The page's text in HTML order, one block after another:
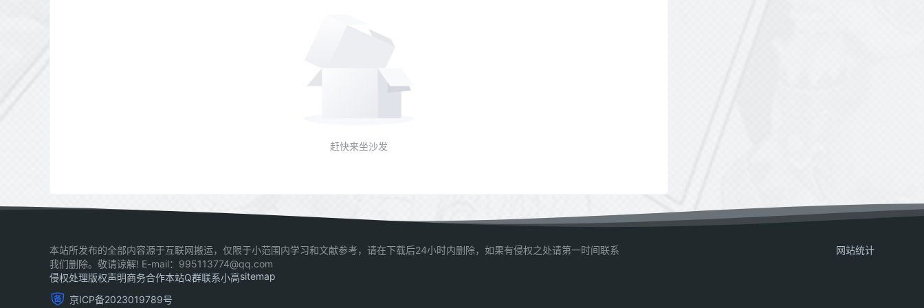
赶快来坐沙发
本站所发布的全部内容源于互联网搬运，仅限于小范围内学习和文献参考，请在下载后24小时内删除，如果有侵权之处请第一时间联系
我们删除。敬请谅解! E-mail：995113774@qq.com
侵权处理版权声明商务合作本站Q群联系小高sitemap
京ICP备2023019789号
网站统计